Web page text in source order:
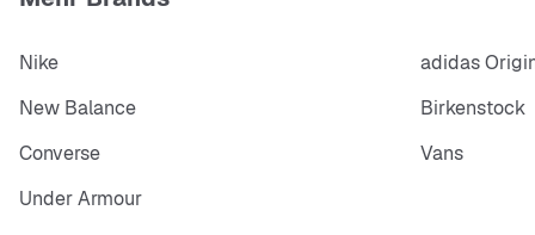
Nike adidas
New Balance
Birkenstock
Converse
Vans
Under Armour